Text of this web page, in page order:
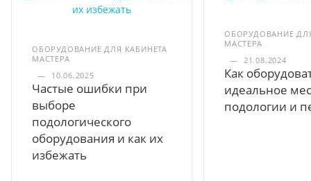
ОБОРУДОВАНИЕ ДЛЯ КАБИНЕТА
МАСТЕРА
—
10.06.2025
Частые ошибки при
выборе
подологического
оборудования и как их
избежать
ОБОРУДОВАНИЕ
МАСТЕРА
—
21.08.2024
Как
идеальное
подологии и